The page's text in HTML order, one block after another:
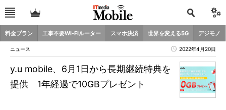
料金プラン 工事不要Wi-Fiルーター スマホ決済 世界を変える5G デジモノ
ニュース 2022年4月20日
y.u mobile、6月1日から長期継続特典を
提供 1年経過で10GBプレゼント